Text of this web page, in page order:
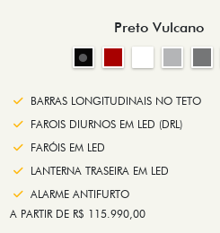
Preto Vulcano
BARRAS LONGITUDINAIS NO TETO
FAROIS DIURNOS EM LED (DRL)
FARÓIS EM LED
LANTERNA TRASEIRA EM LED
ALARME ANTIFURTO
A PARTIR DE R$ 115.990,00